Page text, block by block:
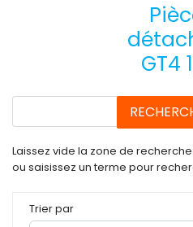
GT4
Laissez vide la zone de
ou saisissez un terme pour
Trier par